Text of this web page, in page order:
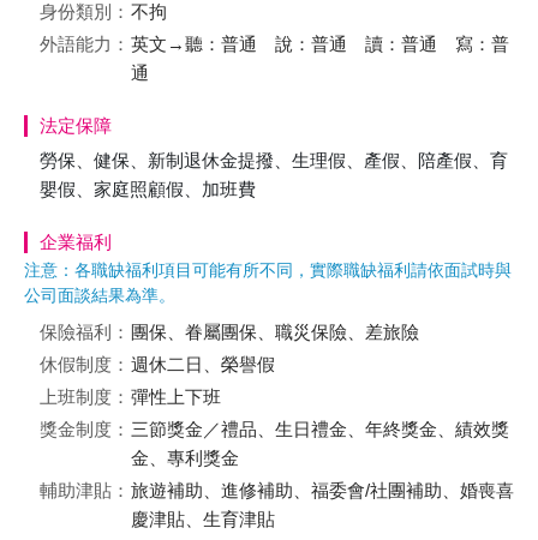
身份類別： 不拘
外語能力： 英文→聽：普通 說：普通 讀：普通 寫：普
通
法定保障
勞保、健保、新制退休金提撥、生理假、產假、陪產假、育
嬰假、家庭照顧假、加班費
企業福利
注意：各職缺福利項目可能有所不同，實際職缺福利請依面試時與
公司面談結果為準。
保險福利： 團保、眷屬團保、職災保險、差旅險
休假制度： 週休二日、榮譽假
上班制度： 彈性上下班
獎金制度： 三節獎金／禮品、生日禮金、年終獎金、績效獎
金、專利獎金
輔助津貼： 旅遊補助、進修補助、福委會/社團補助、婚喪喜
慶津貼、生育津貼